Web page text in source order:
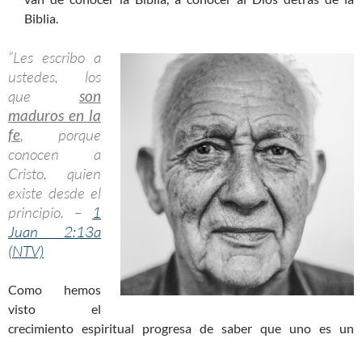
Biblia.
“Les escribo a
ustedes, los
que son
maduros en la
fe, porque
conocen a
Cristo, quien
existe desde el
principio. – 1
Juan 2:13a
(NTV)
Como hemos
visto el
crecimiento espiritual progresa de saber que uno es un